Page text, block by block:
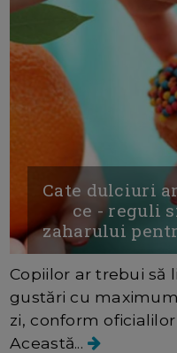
Cate dulciuri
ce - reguli
zaharului
Copiilor ar trebui să
gustări cu
zi, conform
Această...